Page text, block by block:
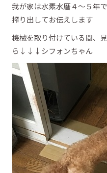
我が家は水素水暦４～５年
搾り出してお伝えします
機械を取り付けている間、
ら↓↓↓シフォンちゃん